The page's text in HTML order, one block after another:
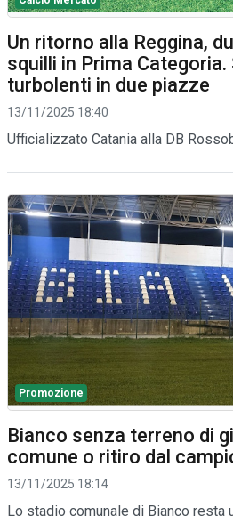
Un ritorno alla Reggina,
squilli in Prima
turbolenti in due piazze
13/11/2025 18:40
Ufficializzato Catania alla DB
Promozione
Bianco senza terreno di
comune o ritiro dal
13/11/2025 18:14
Lo stadio comunale di Bianco resta